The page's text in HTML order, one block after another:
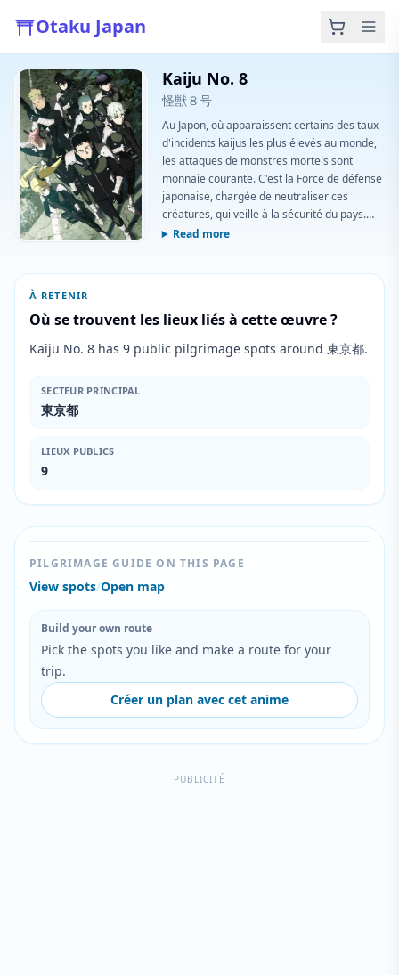
Otaku Japan
Kaiju No. 8
怪獣８号
Au Japon, où apparaissent certains des taux
d'incidents kaijus les plus élevés au monde,
les attaques de monstres mortels sont
monnaie courante. C'est la Force de défense
japonaise, chargée de neutraliser ces
créatures, qui veille à la sécurité du pays.
Kafka Hibino, employé du nettoyage des
transformation. Comment combattre des
d'eux ?
Read more
À RETENIR
Où se trouvent les lieux liés à cette œuvre ?
Kaiju No. 8 has 9 public pilgrimage spots around 東京都.
SECTEUR PRINCIPAL
東京都
LIEUX PUBLICS
9
PILGRIMAGE GUIDE ON THIS PAGE
View spots/Open map
Build your own route
Pick the spots you like and make a route for your
trip.
Créer un plan avec cet anime
PUBLICITÉ